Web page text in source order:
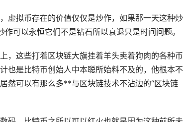
虚拟币存在的价值仅仅是炒作，如果那一天这种炒
可以永恒它们不是钻石所以衰退只是时间问题。
，这些打着区块链大旗挂着羊头卖着狗肉的各种币
也是比特币创始人中本聪所始料不及的，他根本不
然可以有那么多**与区块链技术不沾边的“区块链